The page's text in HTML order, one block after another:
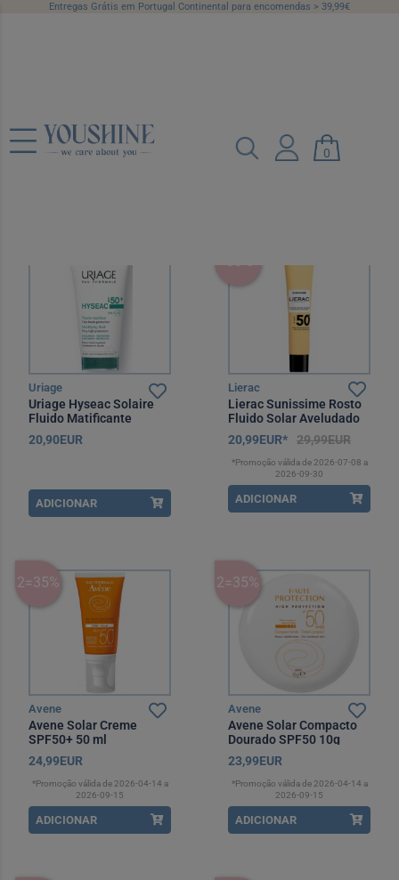
Entregas Grátis em Portugal Continental para encomendas > 39,99€
0
Campanhas Categorias
Marcas
Uriage
Uriage Hyseac Solaire
Fluido Matificante
SPF50 50 ml
20,90EUR
ADICIONAR
-30%
Lierac
Lierac Sunissime Rosto
Fluido Solar Aveludado
SPF50+ 40 ml
20,99EUR* 29,99EUR
*Promoção válida de 2026-07-08 a
2026-09-30
ADICIONAR
2=35%
Avene
Avene Solar Creme
SPF50+ 50 ml
24,99EUR
*Promoção válida de 2026-04-14 a
2026-09-15
ADICIONAR
2=35%
Avene
Avene Solar Compacto
Dourado SPF50 10g
23,99EUR
*Promoção válida de 2026-04-14 a
2026-09-15
ADICIONAR